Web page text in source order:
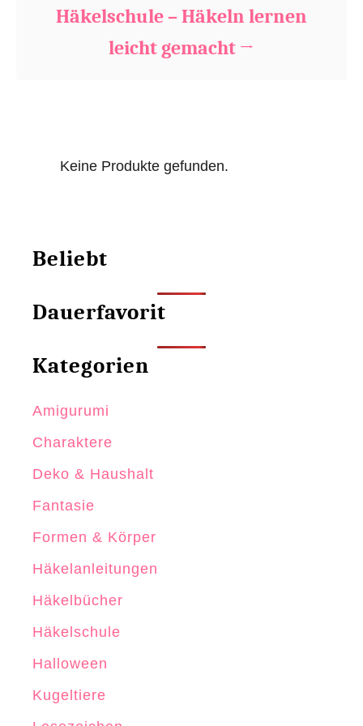
Häkelschule – Häkeln lernen
leicht gemacht
Keine Produkte gefunden.
Beliebt
Dauerfavorit
Kategorien
Amigurumi
Charaktere
Deko & Haushalt
Fantasie
Formen & Körper
Häkelanleitungen
Häkelbücher
Häkelschule
Halloween
Kugeltiere